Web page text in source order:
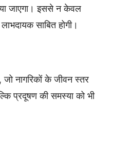
जाएगा। इससे न केवल
साबित होगी।
नागरिकों के जीवन स्तर
प्रदूषण की समस्या को भी